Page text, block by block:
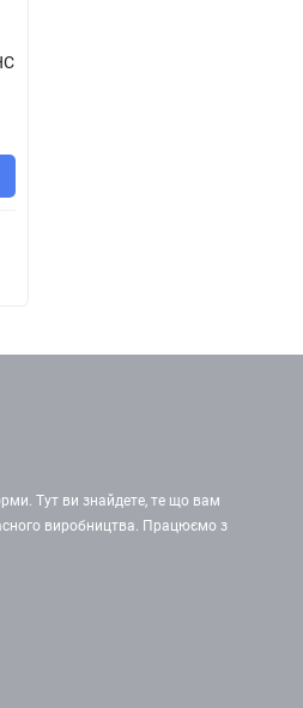
Тут ви знайдете, те що вам
виробництва. Працюємо з